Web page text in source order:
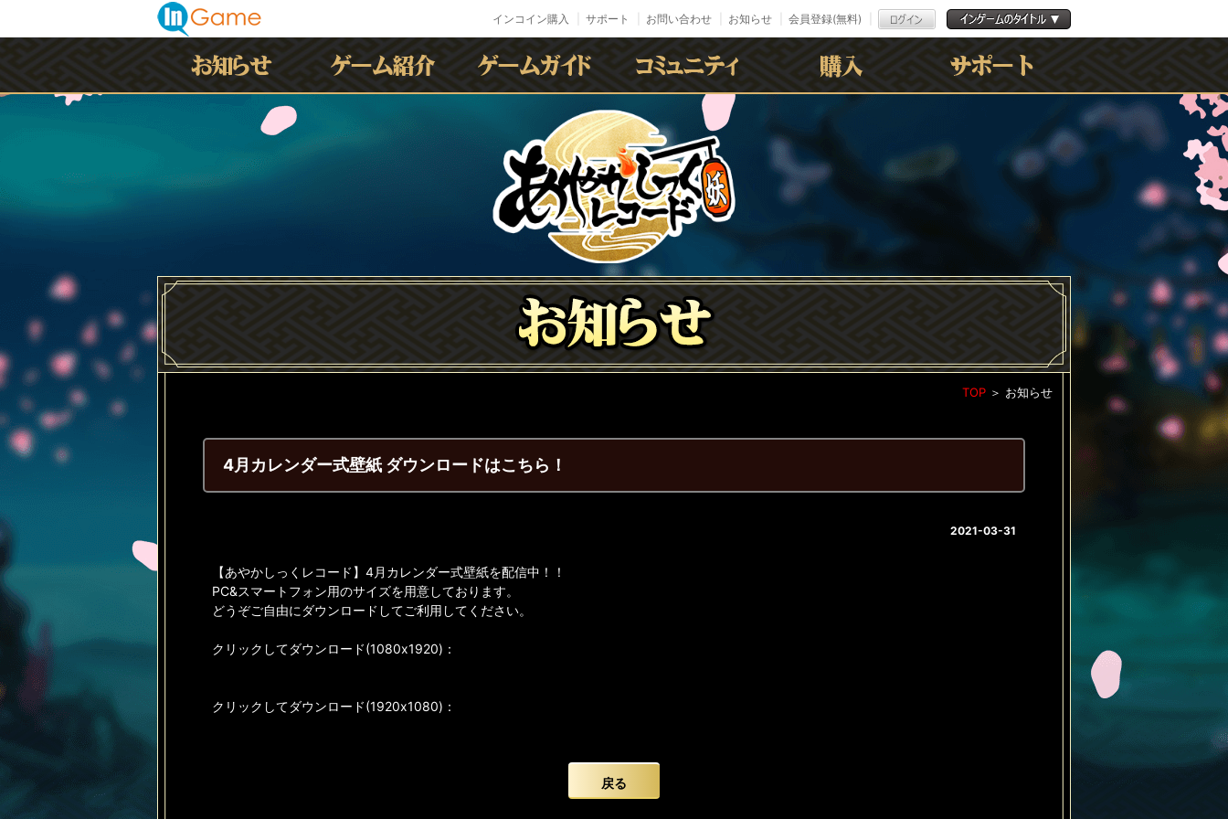
インコイン購入 サポート お問い合わせ お知らせ 会員登録(無料)
イベント 利用規約
ﾌﾟﾗｲﾊﾞｼｰﾎﾟﾘｼｰ
TOP ＞ お知らせ
4月カレンダー式壁紙 ダウンロードはこちら！
2021-03-31
【あやかしっくレコード】4月カレンダー式壁紙を配信中！！
PC&スマートフォン用のサイズを用意しております。
どうぞご自由にダウンロードしてご利用してください。
クリックしてダウンロード(1080x1920)：
クリックしてダウンロード(1920x1080)：
戻る